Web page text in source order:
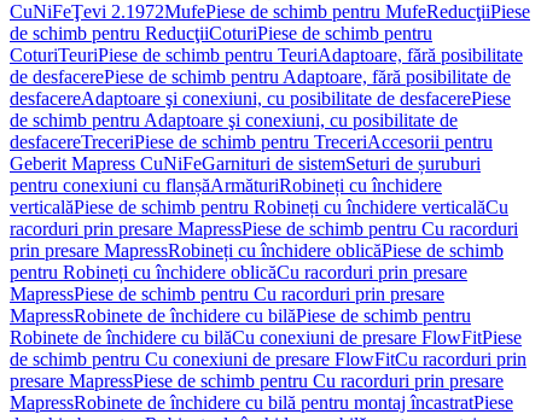
CuNiFeŢevi 2.1972MufePiese de schimb pentru MufeReducţiiPiese
de schimb pentru ReducţiiCoturiPiese de schimb pentru
CoturiTeuriPiese de schimb pentru TeuriAdaptoare, fără posibilitate
de desfacerePiese de schimb pentru Adaptoare, fără posibilitate de
desfacereAdaptoare şi conexiuni, cu posibilitate de desfacerePiese
de schimb pentru Adaptoare şi conexiuni, cu posibilitate de
desfacereTreceriPiese de schimb pentru TreceriAccesorii pentru
Geberit Mapress CuNiFeGarnituri de sistemSeturi de șuruburi
pentru conexiuni cu flanșăArmăturiRobineți cu închidere
verticalăPiese de schimb pentru Robineți cu închidere verticalăCu
racorduri prin presare MapressPiese de schimb pentru Cu racorduri
prin presare MapressRobineți cu închidere oblicăPiese de schimb
pentru Robineți cu închidere oblicăCu racorduri prin presare
MapressPiese de schimb pentru Cu racorduri prin presare
MapressRobinete de închidere cu bilăPiese de schimb pentru
Robinete de închidere cu bilăCu conexiuni de presare FlowFitPiese
de schimb pentru Cu conexiuni de presare FlowFitCu racorduri prin
presare MapressPiese de schimb pentru Cu racorduri prin presare
MapressRobinete de închidere cu bilă pentru montaj încastratPiese